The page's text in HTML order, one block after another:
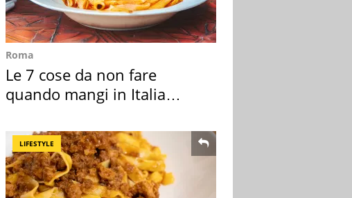
Roma
Le 7 cose da non fare
quando mangi in Italia
LIFESTYLE